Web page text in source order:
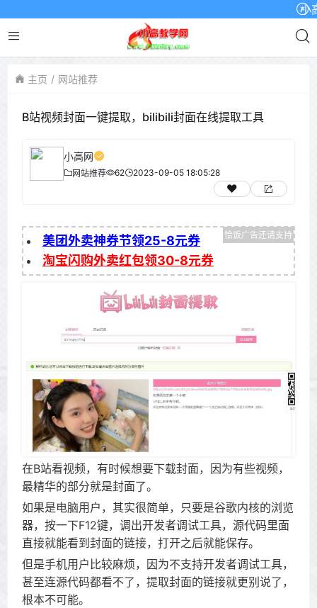
小高
主页 网站推荐
B站视频封面一键提取，bilibili封面在线提取工具
小高网
网站推荐 62 2023-09-05 18:05:28
美团外卖神券节领25-8元券
淘宝闪购外卖红包领30-8元券
在B站看视频，有时候想要下载封面，因为有些视频，
最精华的部分就是封面了。
如果是电脑用户，其实很简单，只要是谷歌内核的浏览
器，按一下F12键，调出开发者调试工具，源代码里面
直接就能看到封面的链接，打开之后就能保存。
但是手机用户比较麻烦，因为不支持开发者调试工具，
甚至连源代码都看不了，提取封面的链接就更别说了，
根本不可能。